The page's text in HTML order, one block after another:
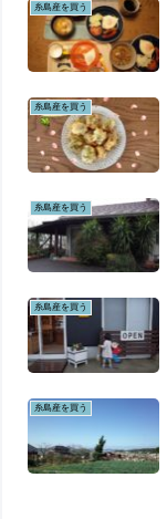
糸島産を買う
糸島産を買う
糸島産を買う
糸島産を買う
糸島産を買う